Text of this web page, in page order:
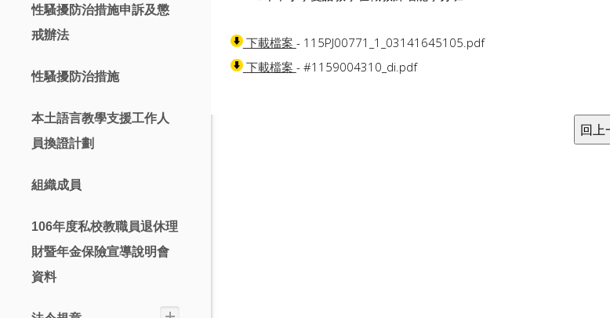
性騷擾防治措施申訴及懲
戒辦法
性騷擾防治措施
本土語言教學支援工作人
員換證計劃
組織成員
106年度私校教職員退休理
財暨年金保險宣導說明會
資料
下載檔案 - 115PJ00771_1_03141645105.pdf
下載檔案 - #1159004310_di.pdf